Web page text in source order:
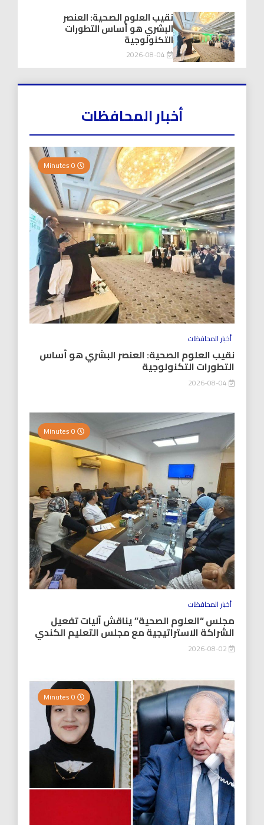
نقيب العلوم الصحية: العنصر
البشري هو أساس التطورات
التكنولوجية
2026-08-04
أخبار المحافظات
أخبار المحافظات
نقيب العلوم الصحية: العنصر البشري هو أساس
التطورات التكنولوجية
أخبار المحافظات
مجلس “العلوم الصحية” يناقش آليات تفعيل
الشراكة الاستراتيجية مع مجلس التعليم الكندي